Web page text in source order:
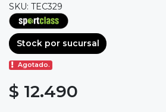
SKU: TEC329
Stock por sucursal
Agotado.
$ 12.490